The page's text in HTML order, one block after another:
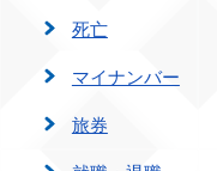
死亡
マイナンバー
旅券